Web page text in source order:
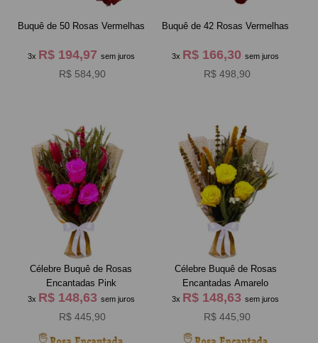
Buquê de 50 Rosas Vermelhas
3x R$ 194,97 sem juros
R$ 584,90
Buquê de 42 Rosas Vermelhas
3x R$ 166,30sem juros
R$ 498,90
Célebre Buquê de Rosas
Encantadas Pink
3x R$ 148,63 sem juros
R$ 445,90
Célebre Buquê de Rosas
Encantadas Amarelo
3x R$ 148,63sem juros
R$ 445,90